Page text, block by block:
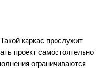
каркас прослужит
проект самостоятельно
ограничиваются